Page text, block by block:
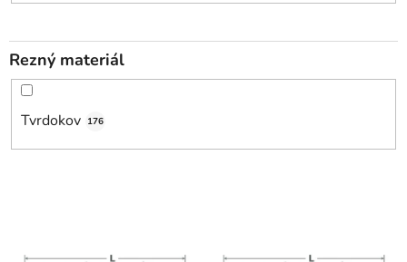
Rezný materiál
Tvrdokov 176